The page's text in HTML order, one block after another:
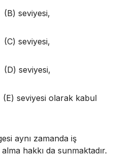
seviyesi,
seviyesi,
seviyesi,
seviyesi olarak kabul
aynı zamanda iş
hakkı da sunmaktadır.